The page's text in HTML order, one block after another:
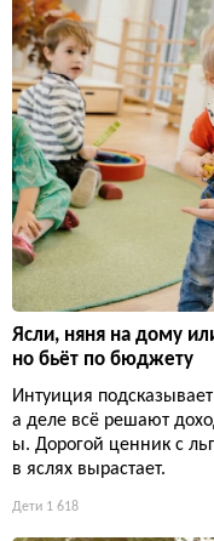
Ясли, няня на дому
но бьёт по бюджету
Интуиция
а деле всё решают
ы. Дорогой ценник с
в яслях вырастает.
Дети 1 618